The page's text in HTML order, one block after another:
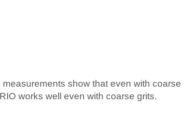
show that even with coarse
works well even with coarse grits.